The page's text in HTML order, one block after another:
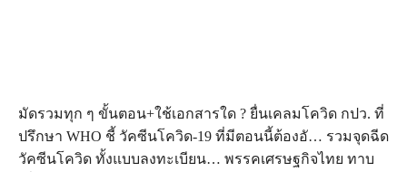
มัดรวมทุก ๆ ขั้นตอน+ใช้เอกสารใด ? ยื่นเคลมโควิด กปว. ที่
ปรึกษา WHO ชี้ วัคซีนโควิด-19 ที่มีตอนนี้ต้องอั… รวมจุดฉีด
วัคซีนโควิด ทั้งแบบลงทะเบียน… พรรคเศรษฐกิจไทย ทาบ